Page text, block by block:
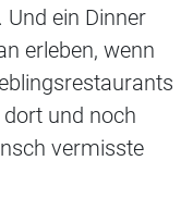
ein Dinner
erleben, wenn
und noch
vermisste